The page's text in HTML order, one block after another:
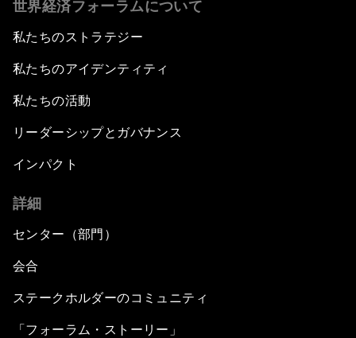
世界経済フォーラムについて
私たちのストラテジー
私たちのアイデンティティ
私たちの活動
リーダーシップとガバナンス
インパクト
詳細
センター（部門）
会合
ステークホルダーのコミュニティ
「フォーラム・ストーリー」